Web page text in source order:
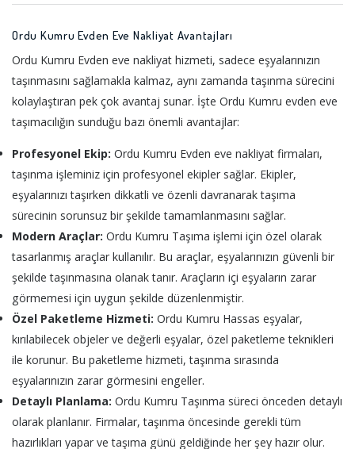
Ordu Kumru Evden Eve Nakliyat Avantajları
Ordu Kumru Evden eve nakliyat hizmeti, sadece eşyalarınızın
taşınmasını sağlamakla kalmaz, aynı zamanda taşınma sürecini
kolaylaştıran pek çok avantaj sunar. İşte Ordu Kumru evden eve
taşımacılığın sunduğu bazı önemli avantajlar:
Profesyonel Ekip: Ordu Kumru Evden eve nakliyat firmaları,
taşınma işleminiz için profesyonel ekipler sağlar. Ekipler,
eşyalarınızı taşırken dikkatli ve özenli davranarak taşıma
sürecinin sorunsuz bir şekilde tamamlanmasını sağlar.
Modern Araçlar: Ordu Kumru Taşıma işlemi için özel olarak
tasarlanmış araçlar kullanılır. Bu araçlar, eşyalarınızın güvenli bir
şekilde taşınmasına olanak tanır. Araçların içi eşyaların zarar
görmemesi için uygun şekilde düzenlenmiştir.
Özel Paketleme Hizmeti: Ordu Kumru Hassas eşyalar,
kırılabilecek objeler ve değerli eşyalar, özel paketleme teknikleri
ile korunur. Bu paketleme hizmeti, taşınma sırasında
eşyalarınızın zarar görmesini engeller.
Detaylı Planlama: Ordu Kumru Taşınma süreci önceden detaylı
olarak planlanır. Firmalar, taşınma öncesinde gerekli tüm
hazırlıkları yapar ve taşıma günü geldiğinde her şey hazır olur.